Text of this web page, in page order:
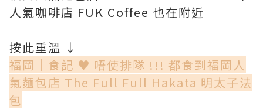
人氣咖啡店 FUK Coffee 也在附近
按此重溫 ↓
福岡│食記 ♥ 唔使排隊 !!! 都食到福岡人
氣麵包店 The Full Full Hakata 明太子法
包